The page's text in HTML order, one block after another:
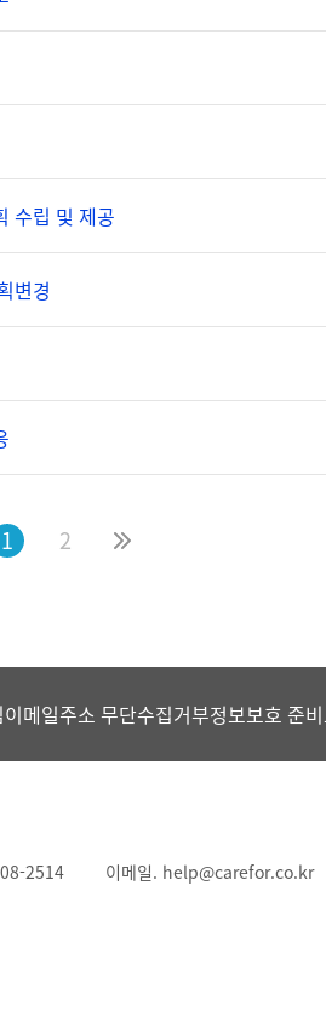
수립 및 제공
변경
1 2
이메일주소 무단수집거부정보보호 준
2514
이메일. help@carefor.co.kr